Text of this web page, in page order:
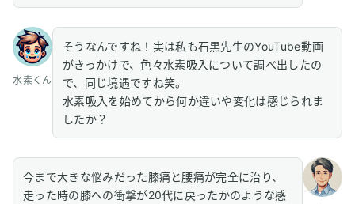
水素くん
そうなんですね！実は私も石黒先生のYouTube動画
がきっかけで、色々水素吸入について調べ出したの
で、同じ境遇ですね笑。
水素吸入を始めてから何か違いや変化は感じられま
したか？
今まで大きな悩みだった膝痛と腰痛が完全に治り、
走った時の膝への衝撃が20代に戻ったかのような感